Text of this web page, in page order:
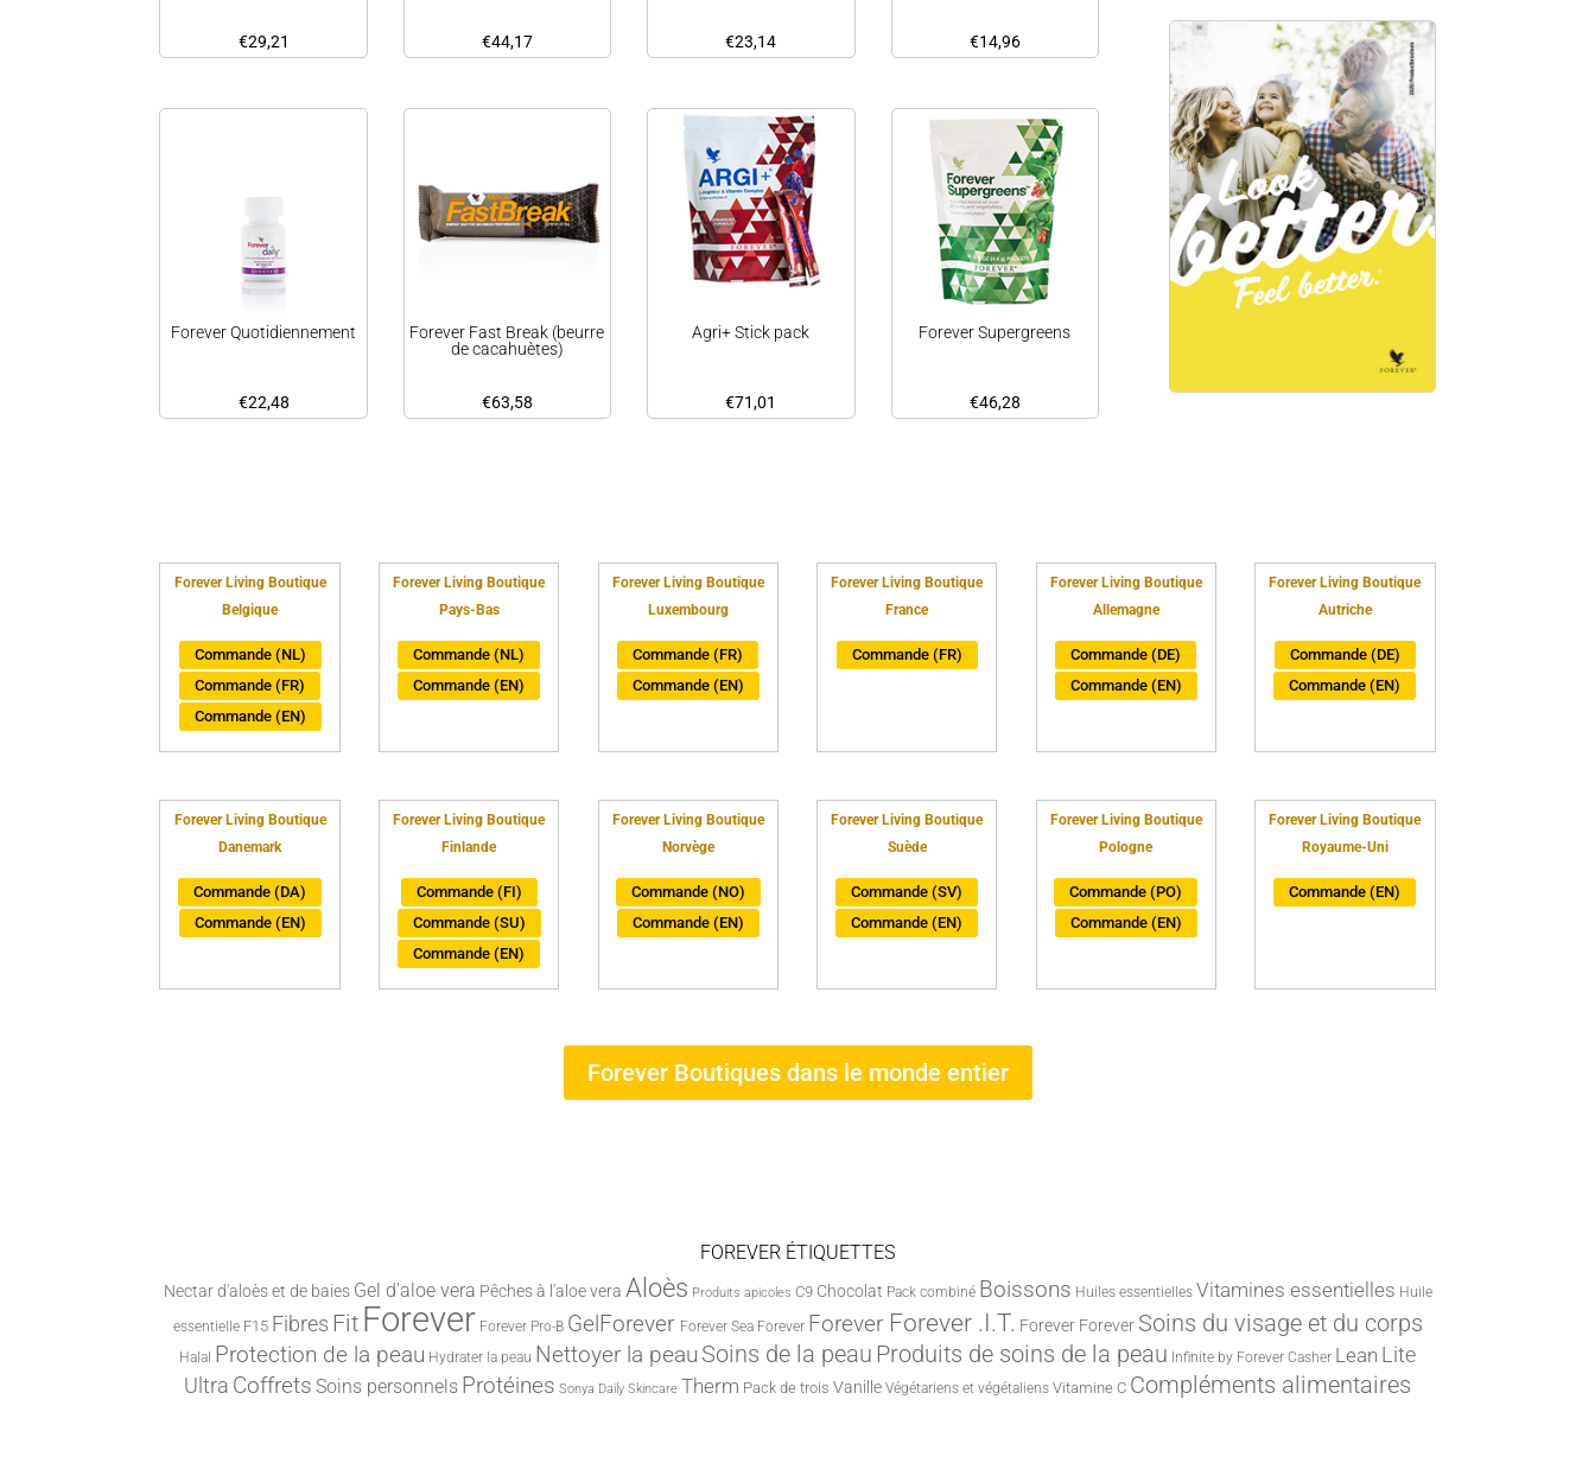
€29,21 €44,17 €23,14 €14,96
Forever Quotidiennement
€22,48
Forever Fast Break (beurre
de cacahuètes)
€63,58
Agri+ Stick pack
€71,01
Forever Supergreens
€46,28
Forever Living Boutique
Belgique
Commande (NL)
Commande (FR)
Commande (EN)
Forever Living Boutique
Pays-Bas
Commande (NL)
Commande (EN)
Forever Living Boutique
Luxembourg
Commande (FR)
Commande (EN)
Forever Living Boutique
France
Commande (FR)
Forever Living Boutique
Allemagne
Commande (DE)
Commande (EN)
Forever Living Boutique
Autriche
Commande (DE)
Commande (EN)
Forever Living Boutique
Danemark
Commande (DA)
Commande (EN)
Forever Living Boutique
Finlande
Commande (FI)
Commande (SU)
Commande (EN)
Forever Living Boutique
Norvège
Commande (NO)
Commande (EN)
Forever Living Boutique
Suède
Commande (SV)
Commande (EN)
Forever Living Boutique
Pologne
Commande (PO)
Commande (EN)
Forever Living Boutique
Royaume-Uni
Commande (EN)
Forever Boutiques dans le monde entier
FOREVER ÉTIQUETTES
Nectar d'aloès et de baies Gel d'aloe vera Pêches à l'aloe vera Aloès Produits apicoles C9 Chocolat Pack combiné Boissons Huiles essentielles Vitamines essentielles Huile
essentielle F15 Fibres Fit Forever Forever Pro-B GelForever Forever Sea Forever Forever Forever .I.T. Forever Forever Soins du visage et du corps
Halal Protection de la peau Hydrater la peau Nettoyer la peau Soins de la peau Produits de soins de la peau Infinite by Forever Casher Lean Lite
Ultra Coffrets Soins personnels Protéines Sonya Daily Skincare Therm Pack de trois Vanille Végétariens et végétaliens Vitamine C Compléments alimentaires